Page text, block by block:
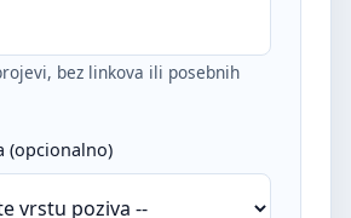
bez linkova ili posebnih
(opcionalno)